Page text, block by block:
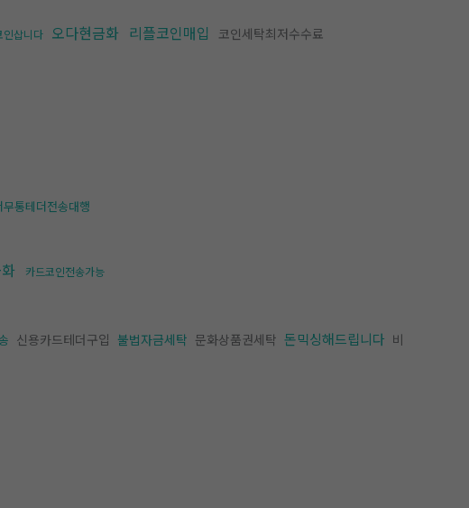
인삽니다 오다현금화 리플코인매입
코인세탁최저수수료
무통테더전송대행
카드코인전송가능
신용카드테더구입 불법자금세탁 문화상품권세탁 돈믹싱해드립니다 비